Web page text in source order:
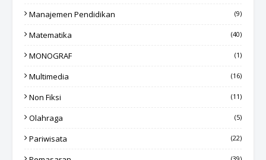
Manajemen Pendidikan (9)
Matematika (40)
MONOGRAF (1)
Multimedia (16)
Non Fiksi (11)
Olahraga (5)
Pariwisata (22)